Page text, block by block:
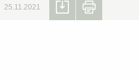
25.11.2021